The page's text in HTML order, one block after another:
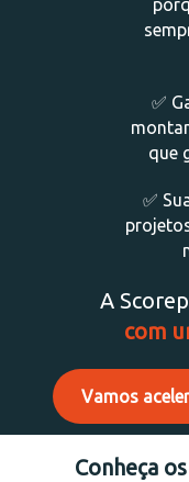
✅
que
✅
A
com
Vamos
Conheça